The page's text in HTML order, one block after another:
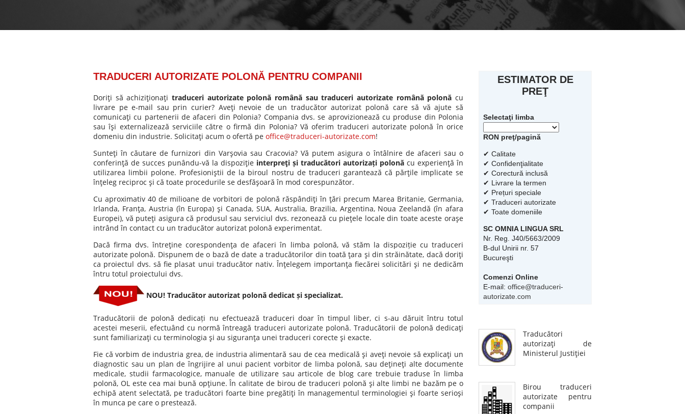
TRADUCERI AUTORIZATE POLONĂ PENTRU COMPANII
Doriţi să achiziţionaţi traduceri autorizate polonă română sau traduceri autorizate română polonă cu
livrare pe e-mail sau prin curier? Aveţi nevoie de un traducător autorizat polonă care să vă ajute să
comunicaţi cu partenerii de afaceri din Polonia? Compania dvs. se aprovizionează cu produse din Polonia
sau îşi externalizează serviciile către o firmă din Polonia? Vă oferim traduceri autorizate polonă în orice
domeniu din industrie. Solicitaţi acum o ofertă pe office@traduceri-autorizate.com!
Sunteţi în căutare de furnizori din Varşovia sau Cracovia? Vă putem asigura o întâlnire de afaceri sau o
conferinţă de succes punându-vă la dispoziţie interpreţi și traducători autorizați polonă cu experienţă în
utilizarea limbii polone. Profesioniştii de la biroul nostru de traduceri garantează că părţile implicate se
înţeleg reciproc şi că toate procedurile se desfăşoară în mod corespunzător.
Cu aproximativ 40 de milioane de vorbitori de polonă răspândiţi în ţări precum Marea Britanie, Germania,
Irlanda, Franţa, Austria (în Europa) şi Canada, SUA, Australia, Brazilia, Argentina, Noua Zeelandă (în afara
Europei), vă puteţi asigura că produsul sau serviciul dvs. rezonează cu pieţele locale din toate aceste oraşe
intrând în contact cu un traducător autorizat polonă experimentat.
Dacă firma dvs. întreţine corespondenţa de afaceri în limba polonă, vă stăm la dispoziție cu traduceri
autorizate polonă. Dispunem de o bază de date a traducătorilor din toată ţara şi din străinătate, dacă doriţi
ca proiectul dvs. să fie plasat unui traducător nativ. Înţelegem importanţa fiecărei solicitări şi ne dedicăm
întru totul proiectului dvs.
NOU! Traducător autorizat polonă dedicat și specializat.
Traducătorii de polonă dedicați nu efectuează traduceri doar în timpul liber, ci s-au dăruit întru totul
acestei meserii, efectuând cu normă întreagă traduceri autorizate polonă. Traducătorii de polonă dedicaţi
sunt familiarizaţi cu terminologia şi au siguranţa unei traduceri corecte şi exacte.
Fie că vorbim de industria grea, de industria alimentară sau de cea medicală şi aveţi nevoie să explicaţi un
diagnostic sau un plan de îngrijire al unui pacient vorbitor de limba polonă, sau deţineţi alte documente
medicale, studii farmacologice, manuale de utilizare sau articole de blog care trebuie traduse în limba
polonă, OL este cea mai bună opţiune. În calitate de birou de traduceri polonă şi alte limbi ne bazăm pe o
echipă atent selectată, pe traducători foarte bine pregătiţi în managementul terminologiei şi foarte serioşi
în munca pe care o prestează.
ESTIMATOR DE
PREŢ
Selectaţi limba
RON preţ/pagină
✔ Calitate
✔ Confidenţialitate
✔ Corectură inclusă
✔ Livrare la termen
✔ Prețuri speciale
✔ Traduceri autorizate
✔ Toate domeniile
SC OMNIA LINGUA SRL
Nr. Reg. J40/5663/2009
B-dul Unirii nr. 57
Bucureşti
Comenzi Online
E-mail: office@traduceri-
autorizate.com
Traducători
autorizaţi de
Ministerul Justiţiei
Birou traduceri
autorizate pentru
companii